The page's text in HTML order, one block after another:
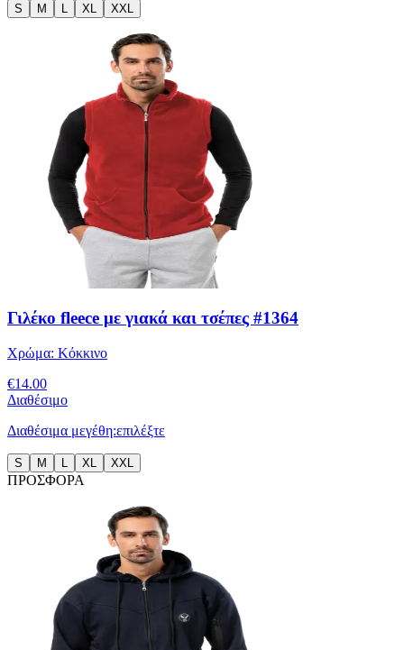
S M L XL XXL
Γιλέκο fleece με γιακά και τσέπες #1364
Χρώμα: Κόκκινο
€14.00
Διαθέσιμο
Διαθέσιμα μεγέθη:επιλέξτε
S M XL XXL
ΠΡΟΣΦΟΡΑ